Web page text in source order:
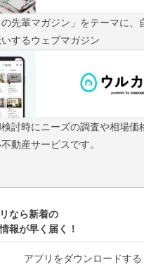
の先輩マガジン」をテーマに
するウェブマガジン
討時にニーズの調査や相場価
動産サービスです。
なら新着の
報が早く届く！
アプリをダウンロードする